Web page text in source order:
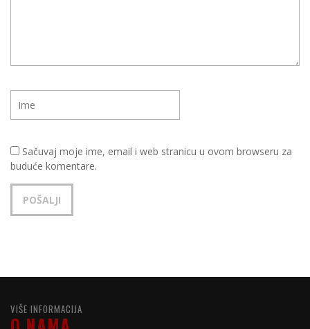
Sačuvaj moje ime, email i web stranicu u ovom browseru za
buduće komentare.
VIŠE INFORMACIJA